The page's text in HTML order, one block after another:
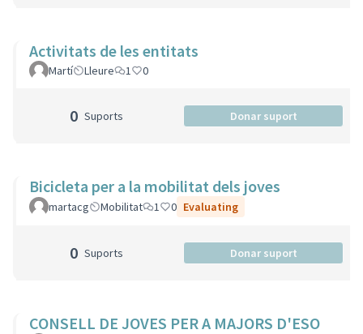
Activitats de les entitats
Martí Lleure 1 0
0 Suports Donar suport
Bicicleta per a la mobilitat dels joves
martacg Mobilitat 1 0 Evaluating
0 Suports Donar suport
CONSELL DE JOVES PER A MAJORS D'ESO